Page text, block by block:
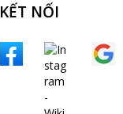
KẾT NỐI